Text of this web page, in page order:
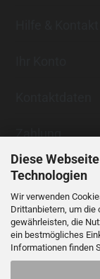
Diese
Technologien
Wir verwenden
Drittanbietern, um
gewährleisten, die
ein bestmögliches
Informationen finden
Zahlung